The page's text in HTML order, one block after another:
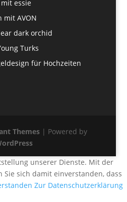
essie
mit AVON
dark orchid
Turks
für Hochzeiten
Themes| Powered by
unserer Dienste. Mit der
Sie sich damit einverstanden, dass
Zur Datenschutzerklärung